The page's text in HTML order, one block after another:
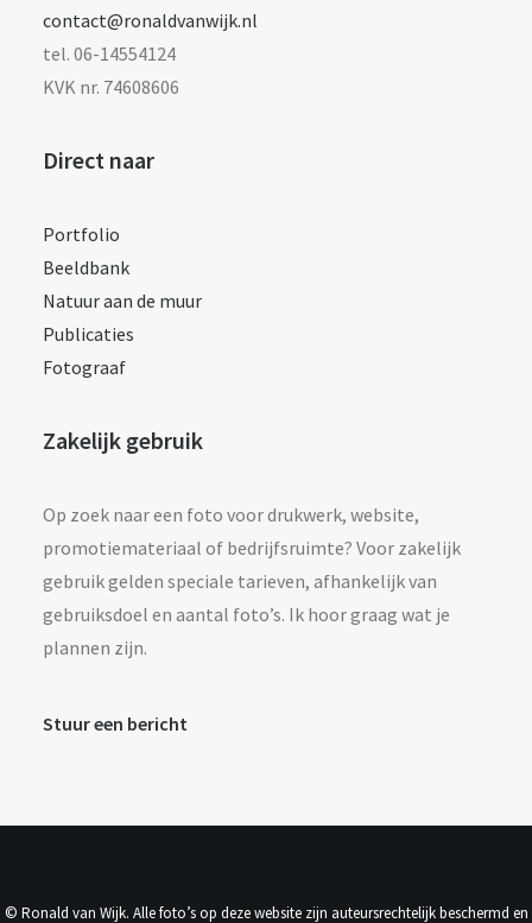
contact@ronaldvanwijk.nl
tel. 06-14554124
KVK nr. 74608606
Direct naar
Portfolio
Beeldbank
Natuur aan de muur
Publicaties
Fotograaf
Zakelijk gebruik
Op zoek naar een foto voor drukwerk, website,
promotiemateriaal of bedrijfsruimte? Voor zakelijk
gebruik gelden speciale tarieven, afhankelijk van
gebruiksdoel en aantal foto’s. Ik hoor graag wat je
plannen zijn.
Stuur een bericht
© Ronald van Wijk. Alle foto’s op deze website zijn auteursrechtelijk beschermd en